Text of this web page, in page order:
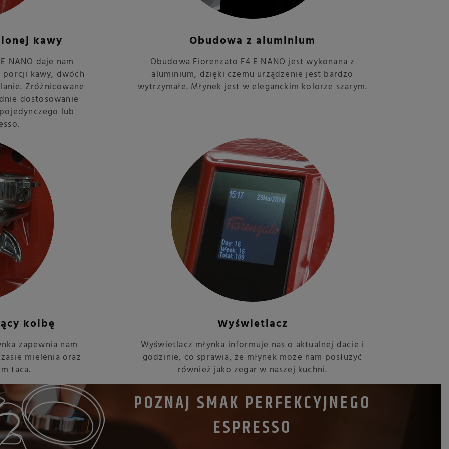
kawy
NANO daje nam
kawy, dwóch
Zróżnicowane
dostosowanie
lub
Obudowa z aluminium
Obudowa Fiorenzato F4 E NANO jest wykonana z
aluminium, dzięki czemu urządzenie jest bardzo
wytrzymałe. Młynek jest w eleganckim kolorze szarym.
kolbę
zapewnia nam
mielenia oraz
taca.
Wyświetlacz
Wyświetlacz młynka informuje nas o aktualnej dacie i
godzinie, co sprawia, że młynek może nam posłużyć
również jako zegar w naszej kuchni.
POZNAJ SMAK PERFEKCYJNEGO
ESPRESSO